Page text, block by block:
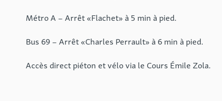
Métro A – Arrêt «Flachet» à 5 min à pied.
Bus 69 – Arrêt «Charles Perrault» à 6 min à pied.
Accès direct piéton et vélo via le Cours Émile Zola.